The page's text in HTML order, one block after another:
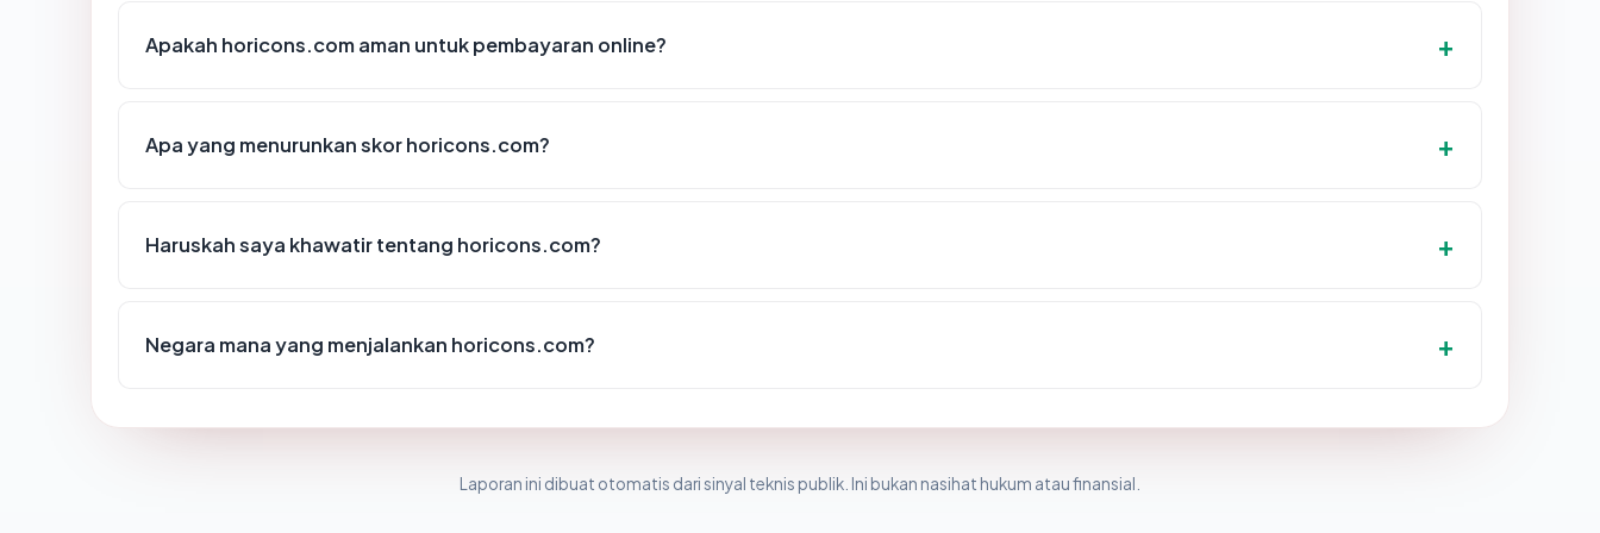
Apakah horicons.com aman untuk pembayaran online?
Apa yang menurunkan skor horicons.com?
Haruskah saya khawatir tentang horicons.com?
Negara mana yang menjalankan horicons.com?
Laporan ini dibuat otomatis dari sinyal teknis publik. Ini bukan nasihat hukum atau finansial.